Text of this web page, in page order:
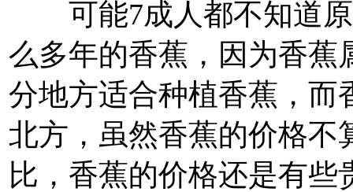
可能7成人都不知道原
么多年的香蕉，因为香蕉
分地方适合种植香蕉，而
北方，虽然香蕉的价格不
比，香蕉的价格还是有